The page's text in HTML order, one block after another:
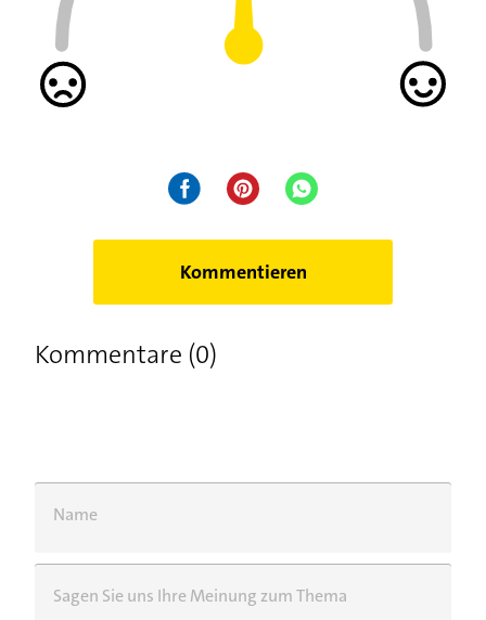
Kommentieren
Kommentare (0)
Name
Sagen Sie uns Ihre Meinung zum Thema